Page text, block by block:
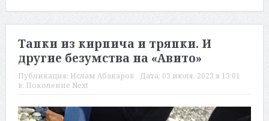
Тапки из кирпича и тряпки. И
другие безумства на «Авито»
Публикация: Ислам Абакаров Дата: 03 июля, 2023 в 13:01
в: Поколение Next